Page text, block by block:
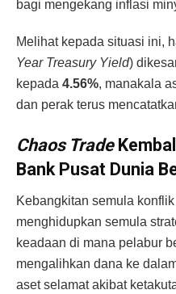
bagi mengekang inflasi
Melihat kepada situasi ini,
Year Treasury Yield)
kepada 4.56%, manakala
dan perak terus
Chaos Trade
Bank Pusat Dunia
Kebangkitan semula
menghidupkan semula
keadaan di mana pelabur
mengalihkan dana ke
aset selamat akibat